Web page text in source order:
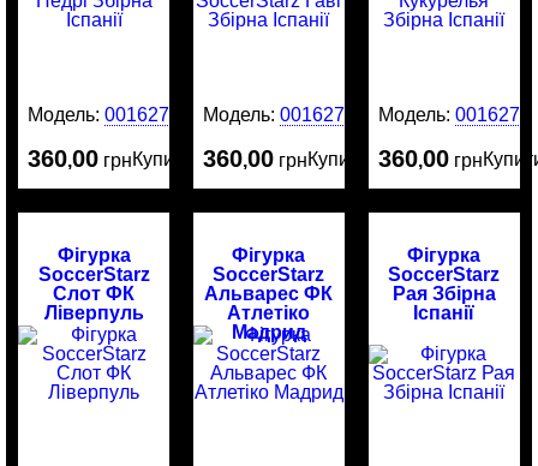
Модель:0016275
360,00 грнКупити
Модель:0016274
360,00 грнКупити
Модель: 0016273
360,00 грн
Фігурка
SoccerStarz
Слот ФК
Ліверпуль
Фігурка
SoccerStarz
Альварес ФК
Атлетіко
Мадрид
Фігурка
SoccerStarz
Рая Збірна
Іспанії